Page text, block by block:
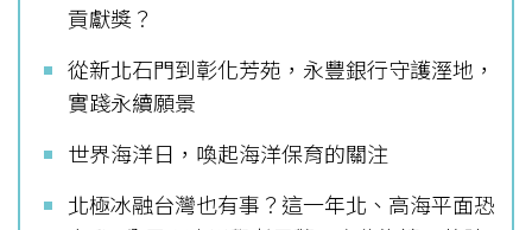
貢獻獎？
從新北石門到彰化芳苑，永豐銀行守護溼地，
實踐永續願景
世界海洋日，喚起海洋保育的關注
北極冰融台灣也有事？這一年北、高海平面恐